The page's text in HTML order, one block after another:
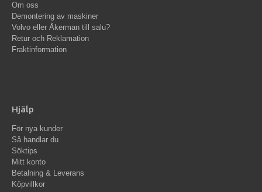
Om oss
Demontering av maskiner
Volvo eller Åkerman till salu?
Retur och Reklamation
Fraktinformation
Hjälp
För nya kunder
Så handlar du
Söktips
Mitt konto
Betalning & Leverans
Köpvillkor